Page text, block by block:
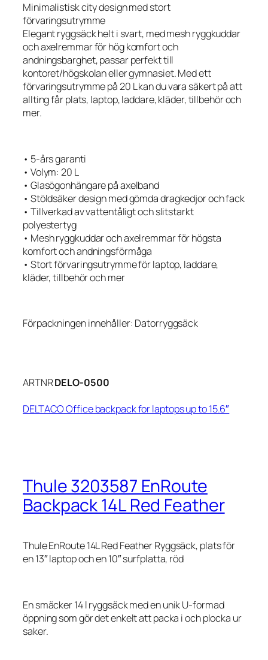
Minimalistisk city design med stort
förvaringsutrymme
Elegant ryggsäck helt i svart, med mesh ryggkuddar
och axelremmar för hög komfort och
andningsbarghet, passar perfekt till
kontoret/högskolan eller gymnasiet. Med ett
förvaringsutrymme på 20 L kan du vara säkert på att
allting får plats, laptop, laddare, kläder, tillbehör och
mer.
• 5-års garanti
• Volym: 20 L
• Glasögonhängare på axelband
• Stöldsäker design med gömda dragkedjor och fack
• Tillverkad av vattentåligt och slitstarkt
polyestertyg
• Mesh ryggkuddar och axelremmar för högsta
komfort och andningsförmåga
• Stort förvaringsutrymme för laptop, laddare,
kläder, tillbehör och mer
Förpackningen innehåller: Datorryggsäck
ARTNRDELO-0500
DELTACO Office backpack for laptops up to 15.6″
Thule 3203587 EnRoute
Backpack 14L Red Feather
Thule EnRoute 14L Red Feather Ryggsäck, plats för
en 13″ laptop och en 10″ surfplatta, röd
En smäcker 14 l ryggsäck med en unik U-formad
öppning som gör det enkelt att packa i och plocka ur
saker.